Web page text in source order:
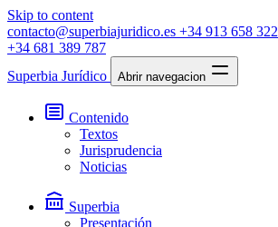
Skip to content
contacto@superbiajuridico.es +34 913 658 322
+34 681 389 787
Superbia Jurídico
Abrir navegacion
Contenido
Textos
Jurisprudencia
Noticias
Superbia
Presentación